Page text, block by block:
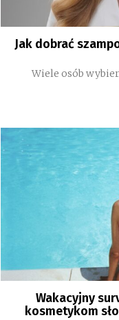
Jak dobrać
Wiele osób
Wakacyjny
kosmetykom